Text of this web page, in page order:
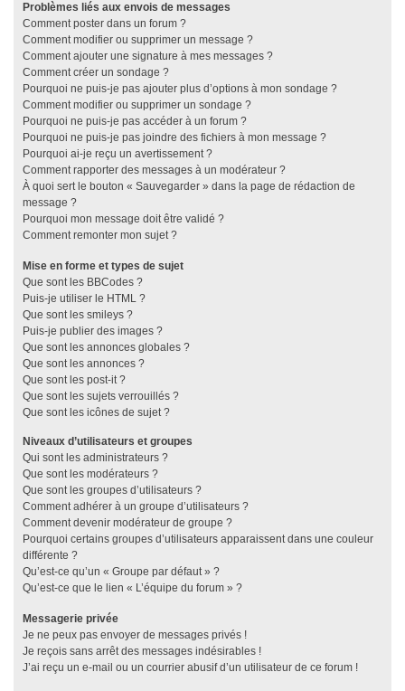
Problèmes liés aux envois de messages
Comment poster dans un forum ?
Comment modifier ou supprimer un message ?
Comment ajouter une signature à mes messages ?
Comment créer un sondage ?
Pourquoi ne puis-je pas ajouter plus d’options à mon sondage ?
Comment modifier ou supprimer un sondage ?
Pourquoi ne puis-je pas accéder à un forum ?
Pourquoi ne puis-je pas joindre des fichiers à mon message ?
Pourquoi ai-je reçu un avertissement ?
Comment rapporter des messages à un modérateur ?
À quoi sert le bouton « Sauvegarder » dans la page de rédaction de
message ?
Pourquoi mon message doit être validé ?
Comment remonter mon sujet ?
Mise en forme et types de sujet
Que sont les BBCodes ?
Puis-je utiliser le HTML ?
Que sont les smileys ?
Puis-je publier des images ?
Que sont les annonces globales ?
Que sont les annonces ?
Que sont les post-it ?
Que sont les sujets verrouillés ?
Que sont les icônes de sujet ?
Niveaux d’utilisateurs et groupes
Qui sont les administrateurs ?
Que sont les modérateurs ?
Que sont les groupes d’utilisateurs ?
Comment adhérer à un groupe d’utilisateurs ?
Comment devenir modérateur de groupe ?
Pourquoi certains groupes d’utilisateurs apparaissent dans une couleur
différente ?
Qu’est-ce qu’un « Groupe par défaut » ?
Qu’est-ce que le lien « L’équipe du forum » ?
Messagerie privée
Je ne peux pas envoyer de messages privés !
Je reçois sans arrêt des messages indésirables !
J’ai reçu un e-mail ou un courrier abusif d’un utilisateur de ce forum !